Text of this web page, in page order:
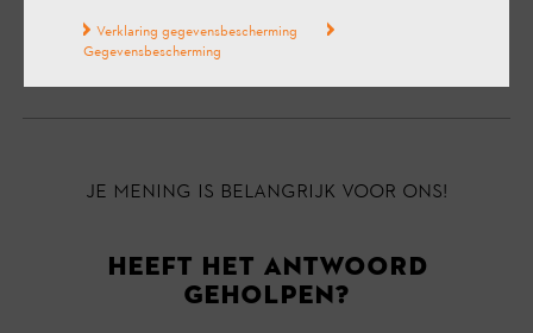
opgeladen.
Je mening is belangrijk voor ons!
Heeft het antwoord
geholpen?
Verklaring gegevensbescherming
Gegevensbescherming